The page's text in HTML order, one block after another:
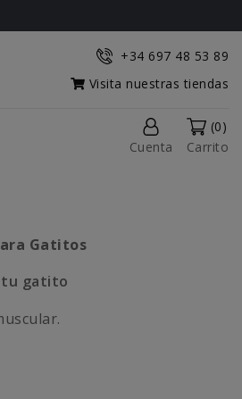
+34 697 48 53 89
Visita nuestras tiendas
Cuenta
(0)
Carrito
Gatitos
tu gatito